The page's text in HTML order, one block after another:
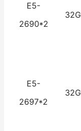
E5-
2690*2
32G
E5-
2697*2
32G